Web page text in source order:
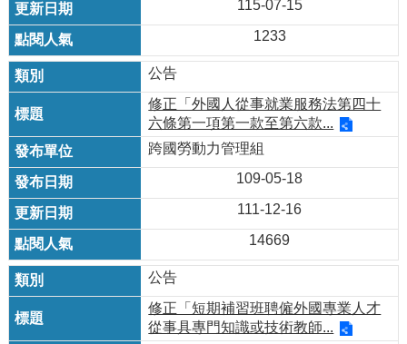
115-07-15
1233
公告
修正「外國人從事就業服務法第四十
六條第一項第一款至第六款...
跨國勞動力管理組
109-05-18
111-12-16
14669
公告
修正「短期補習班聘僱外國專業人才
從事具專門知識或技術教師...